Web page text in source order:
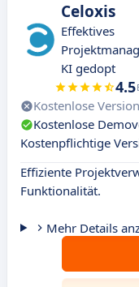
Celoxis
Effektives
KI gedopt
4.5
Kostenlose Version
Kostenlose
Kostenpflichtige
Effiziente
Funktionalität.
Mehr Details